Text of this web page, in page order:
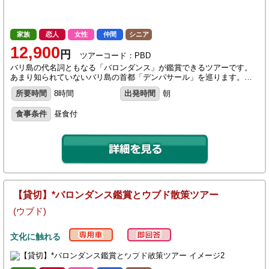
家族 恋人 女性 仲間 シニア
12,900 円
ツアーコード：PBD
バリ島の代名詞ともなる「バロンダンス」が鑑賞できるツアーです。
あまり知られていないバリ島の首都「デンパサール」を巡ります。…
所要時間
8時間 出発時間 朝
食事条件 昼食付
【貸切】*バロンダンス鑑賞とウブド散策ツアー
(ウブド)
文化に触れる